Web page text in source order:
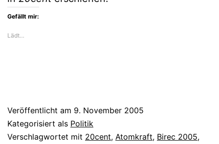
Gefällt mir:
Lädt…
Veröffentlicht am 9. November 2005
Kategorisiert als Politik
Verschlagwortet mit 20cent, Atomkraft, Birec 2005,